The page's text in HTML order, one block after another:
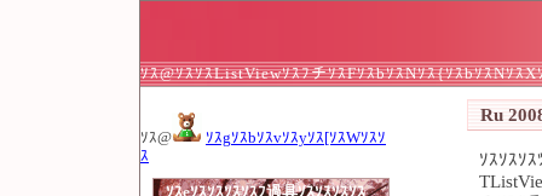
ｿｽ@ｿｽｿｽListViewｿｽﾌチｿｽFｿｽbｿｽNｿｽ{ｿｽbｿｽNｿｽ
ｿｽ@
ｿｽgｿｽbｿｽvｿｽyｿｽ[ｿｽWｿｽｿ
ｽ
ｿｽeｿｽｿｽｿｽｿｽﾌ過具ｿｽｿｽｿｽｿｽ
Ru
ｿｽｿｽｿ